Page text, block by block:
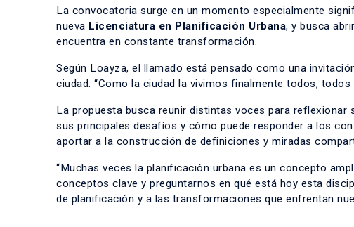
La convocatoria surge en un momento especialmente
nueva Licenciatura en Planificación Urbana, y busca
encuentra en constante transformación.
Según Loayza, el llamado está pensado como una
ciudad. “Como la ciudad la vivimos finalmente todos,
La propuesta busca reunir distintas voces para
sus principales desafíos y cómo puede responder a los
aportar a la construcción de definiciones y miradas
“Muchas veces la planificación urbana es un concepto
conceptos clave y preguntarnos en qué está hoy esta
de planificación y a las transformaciones que enfrentan